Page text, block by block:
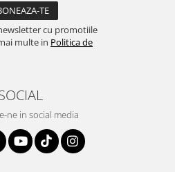
cu promotiile
multe in Politica de
ne in social media